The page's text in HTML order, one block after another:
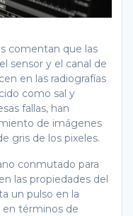
comentan que las
sensor y el canal de
en las radiografías
como sal y
fallas, han
de imágenes
gris de los pixeles.
conmutado para
las propiedades del
un pulso en la
en términos de